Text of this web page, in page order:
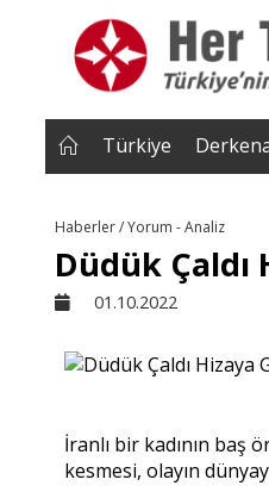
• Türkiye,
Türkiye
Haberler / Yorum - Analiz
Düdük Çaldı
01.10.2022
İranlı bir kadının baş
kesmesi, olayın